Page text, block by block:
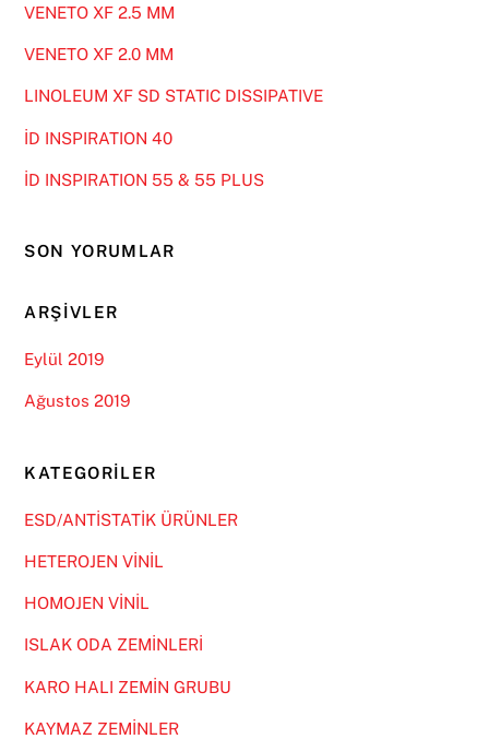
VENETO XF 2.5 MM
VENETO XF 2.0 MM
LINOLEUM XF SD STATIC DISSIPATIVE
İD INSPIRATION 40
İD INSPIRATION 55 & 55 PLUS
SON YORUMLAR
ARŞIVLER
Eylül 2019
Ağustos 2019
KATEGORILER
ESD/ANTİSTATİK ÜRÜNLER
HETEROJEN VİNİL
HOMOJEN VİNİL
ISLAK ODA ZEMİNLERİ
KARO HALI ZEMİN GRUBU
KAYMAZ ZEMİNLER